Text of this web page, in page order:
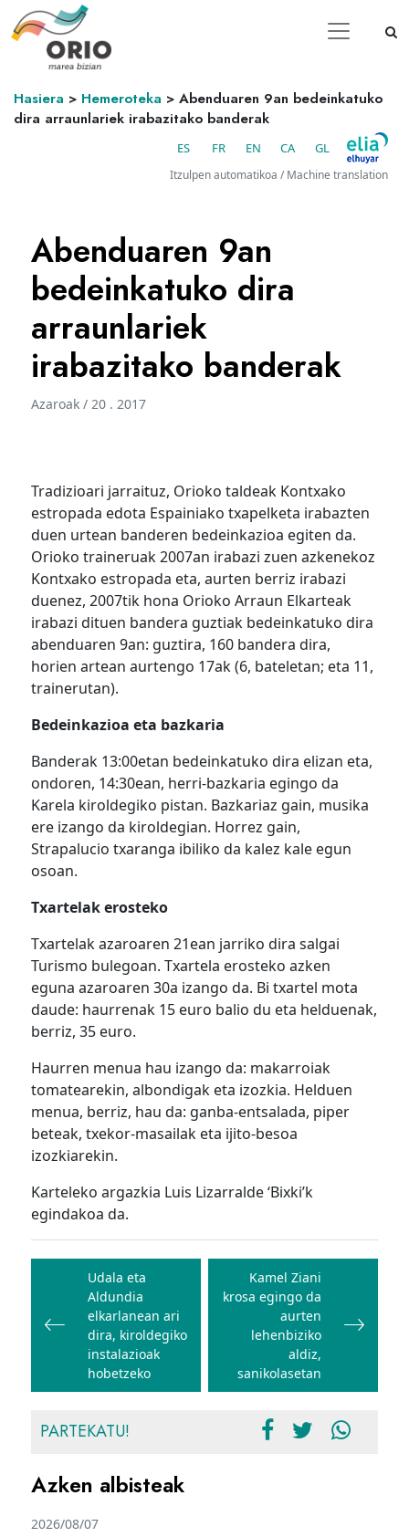
Hasiera > Hemeroteka > Abenduaren 9an bedeinkatuko
dira arraunlariek irabazitako banderak
ES FR EN CA GL
Itzulpen automatikoa / Machine translation
Abenduaren 9an
bedeinkatuko dira
arraunlariek
irabazitako banderak
Azaroak / 20 . 2017
Tradizioari jarraituz, Orioko taldeak Kontxako
estropada edota Espainiako txapelketa irabazten
duen urtean banderen bedeinkazioa egiten da.
Orioko traineruak 2007an irabazi zuen azkenekoz
Kontxako estropada eta, aurten berriz irabazi
duenez, 2007tik hona Orioko Arraun Elkarteak
irabazi dituen bandera guztiak bedeinkatuko dira
abenduaren 9an: guztira, 160 bandera dira,
horien artean aurtengo 17ak (6, bateletan; eta 11,
trainerutan).
Bedeinkazioa eta bazkaria
Banderak 13:00etan bedeinkatuko dira elizan eta,
ondoren, 14:30ean, herri-bazkaria egingo da
Karela kiroldegiko pistan. Bazkariaz gain, musika
ere izango da kiroldegian. Horrez gain,
Strapalucio txaranga ibiliko da kalez kale egun
osoan.
Txartelak erosteko
Txartelak azaroaren 21ean jarriko dira salgai
Turismo bulegoan. Txartela erosteko azken
eguna azaroaren 30a izango da. Bi txartel mota
daude: haurrenak 15 euro balio du eta helduenak,
berriz, 35 euro.
Haurren menua hau izango da: makarroiak
tomatearekin, albondigak eta izozkia. Helduen
menua, berriz, hau da: ganba-entsalada, piper
beteak, txekor-masailak eta ijito-besoa
izozkiarekin.
Karteleko argazkia Luis Lizarralde ‘Bixki’k
egindakoa da.
Bidalketetan
zehar
nabigatu
Udala eta
Aldundia
elkarlanean ari
dira, kiroldegiko
instalazioak
hobetzeko
Kamel Ziani
krosa egingo da
aurten
lehenbiziko
aldiz,
sanikolasetan
PARTEKATU!
Azken albisteak
2026/08/07